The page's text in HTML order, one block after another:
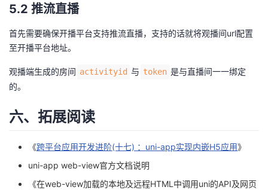
5.2 推流直播
首先需要确保开播平台支持推流直播，支持的话就将观播间url配置
至开播平台地址。
观播端生成的房间 activityid 与 token 是与直播间一一绑定
的。
六、拓展阅读
《跨平台应用开发进阶(十七) ：uni-app实现内嵌H5应用》
uni-app web-view官方文档说明
《在web-view加载的本地及远程HTML中调用uni的API及网页